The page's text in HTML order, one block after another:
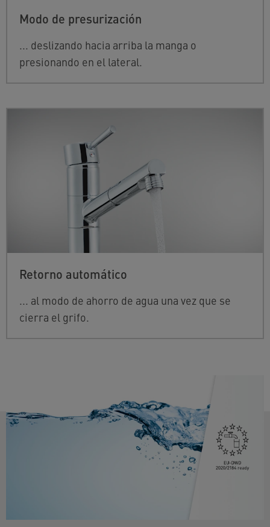
Modo de presurización
... deslizando hacia arriba la manga o
presionando en el lateral.
Retorno automático
... al modo de ahorro de agua una vez que se
cierra el grifo.